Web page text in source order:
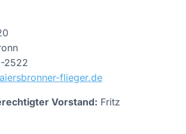
2522
flieger.de
Vorstand: Fritz